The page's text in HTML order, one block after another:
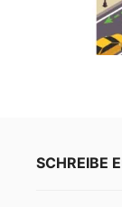
SCHREIBE